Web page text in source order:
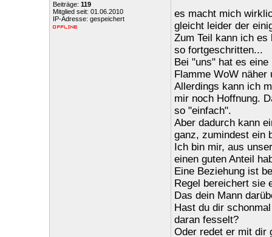
Beiträge: 119
Mitglied seit: 01.06.2010
IP-Adresse: gespeichert
es macht mich
gleicht leider der
Zum Teil kann ich
so fortgeschritten...
Bei "uns" hat es
Flamme WoW
Allerdings kann ich
mir noch Hoffnung.
so "einfach".
Aber dadurch kann
ganz, zumindest ein
Ich bin mir, aus
einen guten Anteil
Eine Beziehung ist
Regel bereichert sie
Das dein Mann
Hast du dir
daran fesselt?
Oder redet er mit dir